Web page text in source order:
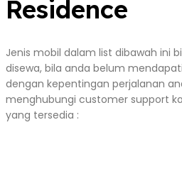
Residence
Jenis mobil dalam list dibawah ini
disewa, bila anda belum
dengan kepentingan perjalanan
menghubungi customer support
yang tersedia :